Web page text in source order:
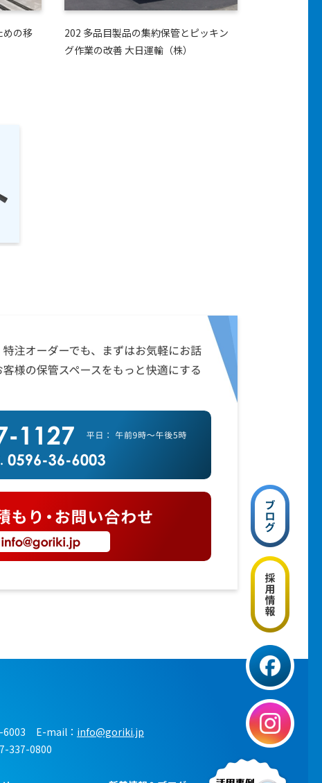
めの移
202 多品目製品の集約保管とピッキン
グ作業の改善 大日運輸（株）
E-mail： info@goriki.jp
337-0800